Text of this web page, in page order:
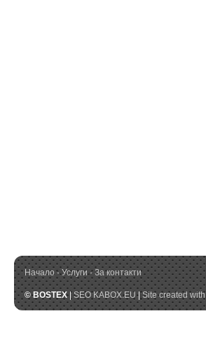
Начало · Услуги · За контакти
© BOSTEX|SEO KABOX.EU|Site created with